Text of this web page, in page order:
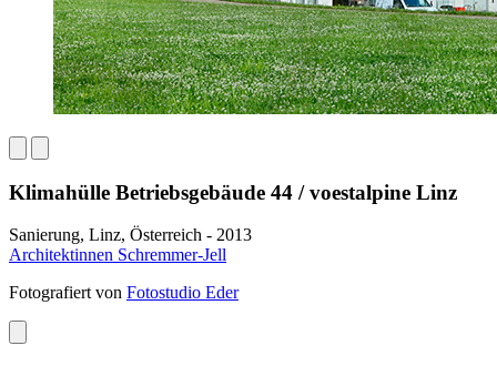
Klimahülle Betriebsgebäude 44 / voestalpine Linz
Sanierung, Linz, Österreich - 2013
Architektinnen Schremmer-Jell
Fotografiert von Fotostudio Eder